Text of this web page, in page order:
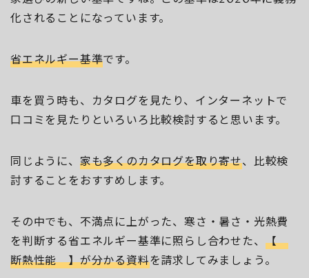
化されることになっています。
省エネルギー基準です。
車を買う時も、カタログを見たり、インターネットで
口コミを見たりといろいろ比較検討すると思います。
同じように、 家も多くのカタログを取り寄せ、比較検
討することをおすすめします。
その中でも、不満点に上がった、寒さ・暑さ・光熱費
を判断する省エネルギー基準に照らし合わせた、 【
断熱性能 】が分かる資料を請求してみましょう。